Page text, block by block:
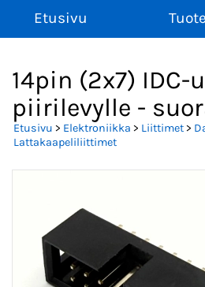
Etusivu
14pin (2x7) IDC-
piirilevylle -
Etusivu > Elektroniikka > Liittimet>
Lattakaapeliliittimet